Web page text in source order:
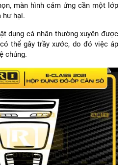
màn hình cảm ứng cần một lớp
hư hại.
dụng cá nhân thường xuyên được
thể gây trầy xước, do đó việc áp
chúng.